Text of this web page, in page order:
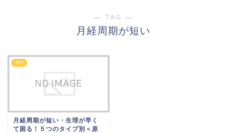
― TAG ―
月経周期が短い
月経
月経周期が短い・生理が早く
て困る！５つのタイプ別＜原